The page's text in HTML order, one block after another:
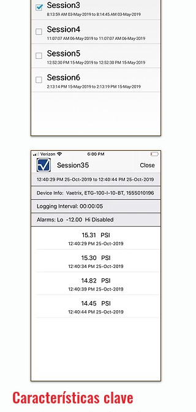
Características clave